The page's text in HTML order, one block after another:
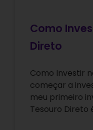
Como
Direto
Como Investir
começar a
meu primeiro
Tesouro Direto